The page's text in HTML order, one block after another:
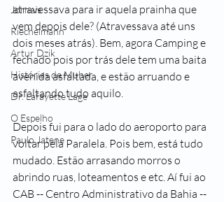
Jornais
Riechelmann
Artur Dzik
Histórias de Muher
Dr. Lafayette Lage
O Espelho
Paulo Jatene
atravessava para ir aquela prainha que
vem depois dele? (Atravessava até uns
dois meses atrás). Bem, agora Camping e
fechado pois por trás dele tem uma baita
avenida asfaltada, e estão arruando e
asfaltando tudo aquilo.
Depois fui para o lado do aeroporto para
voltar pela Paralela. Pois bem, está tudo
mudado. Estão arrasando morros o
abrindo ruas, loteamentos e etc. Aí fui ao
CAB -- Centro Administrativo da Bahia --